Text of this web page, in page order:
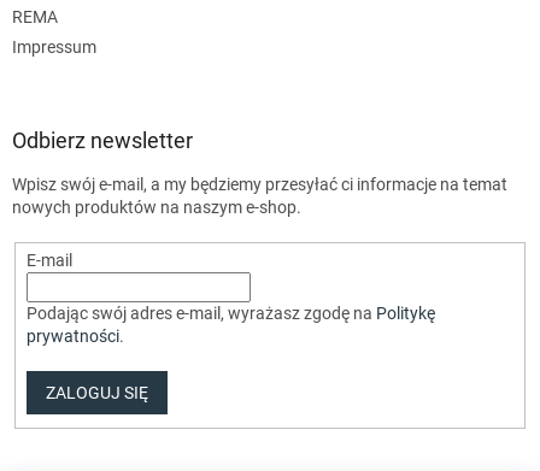
REMA
Impressum
Odbierz newsletter
Wpisz swój e-mail, a my będziemy przesyłać ci informacje na temat
nowych produktów na naszym e-shop.
E-mail
Podając swój adres e-mail, wyrażasz zgodę na Politykę
prywatności.
ZALOGUJ SIĘ